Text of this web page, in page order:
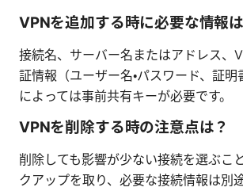
VPNを追加する時に必要な情報
接続名、サーバー名またはアドレス、
証情報（ユーザー名・パスワード、証
によっては事前共有キーが必要です。
VPNを削除する時の注意点は？
削除しても影響が少ない接続を選ぶこ
クアップを取り、必要な接続情報は別